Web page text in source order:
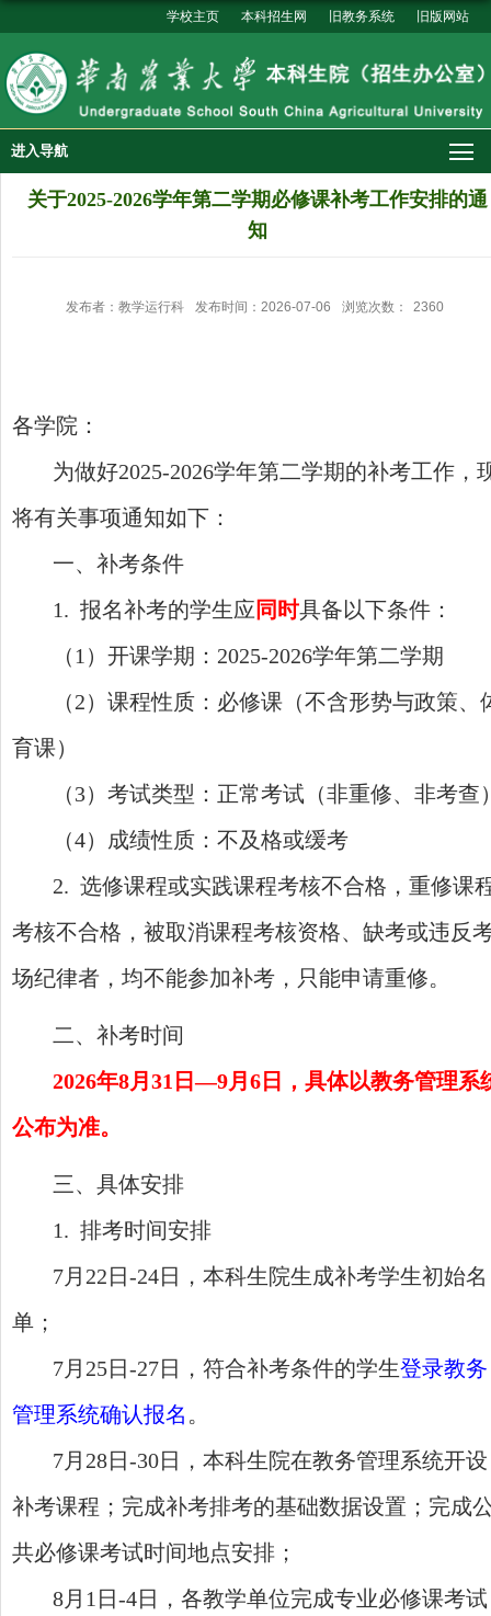
旧版网站
旧教务系统
本科招生网
学校主页
进入导航
关于2025-2026学年第二学期必修课补考工作安排的通
知
发布者：教学运行科 发布时间：2026-07-06 浏览次数： 2360
各学院：
为做好2025-2026学年第二学期的补考工作，
将有关事项通知如下：
一、补考条件
1. 报名补考的学生应 同时具备以下条件：
（1）开课学期：2025-2026学年第二学期
（2）课程性质：必修课（不含形势与政策、
育课）
（3）考试类型：正常考试（非重修、非考查
（4）成绩性质：不及格或缓考
2. 选修课程或实践课程考核不合格，重修课
考核不合格，被取消课程考核资格、缺考或违反
场纪律者，均不能参加补考，只能申请重修。
二、补考时间
2026年8月 31 日—9月6 日，具体以教务管理系
公布为准。
三、具体安排
1. 排考时间安排
7月22日-24日，本科生院生成补考学生初始名
单；
7月 25日 -27日，符合补考条件的学生登录教务
管理系统确认报名 。
7月28日-30日，本科生院在教务管理系统开设
补考课程；完成补考排考的基础数据设置；完成
共必修课考试时间地点安排；
8月1日-4日，各教学单位完成专业必修课考试